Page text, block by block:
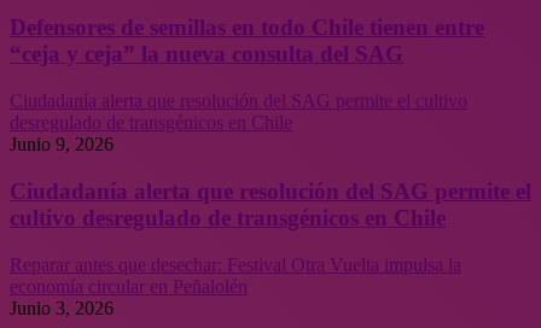
Defensores de semillas en todo Chile tienen entre
“ceja y ceja” la nueva consulta del SAG
Ciudadanía alerta que resolución del SAG permite el cultivo
desregulado de transgénicos en Chile
Junio 9, 2026
Ciudadanía alerta que resolución del SAG permite el
cultivo desregulado de transgénicos en Chile
Reparar antes que desechar: Festival Otra Vuelta impulsa la
economía circular en Peñalolén
Junio 3, 2026